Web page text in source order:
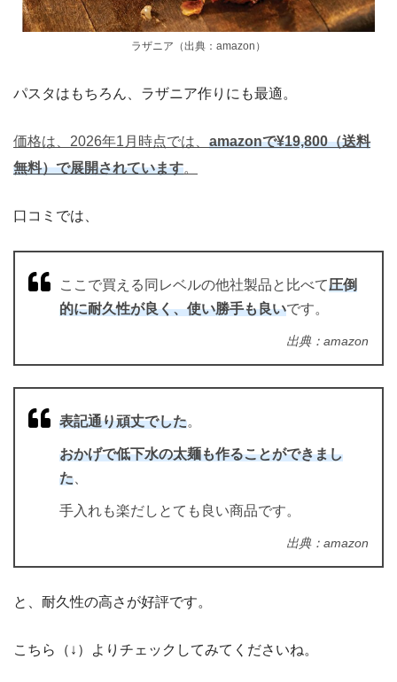
ラザニア（出典：amazon）
パスタはもちろん、ラザニア作りにも最適。
価格は、2026年1月時点では、 amazonで¥19,800（送料
無料）で展開されています。
口コミでは、
ここで買える同レベルの他社製品と比べて圧倒
的に耐久性が良く、使い勝手も良いです。
出典：amazon
表記通り頑丈でした。
おかげで低下水の太麺も作ることができまし
た
手入れも楽だしとても良い商品です。
出典：amazon
と、耐久性の高さが好評です。
こちら（↓）よりチェックしてみてくださいね。